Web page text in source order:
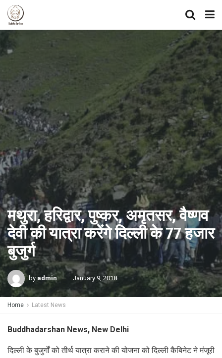
मथुरा, हरिद्वार, पुष्कर, अमृतसर, वैष्णव
देवी की यात्रा करेंगे दिल्ली के 77 हजार
बुजुर्ग
by admin January 9, 2018
Home Latest News
Buddhadarshan News, New Delhi
दिल्ली के बुजुर्गों को तीर्थ यात्रा कराने की योजना को दिल्ली कैबिनेट ने मंजूरी